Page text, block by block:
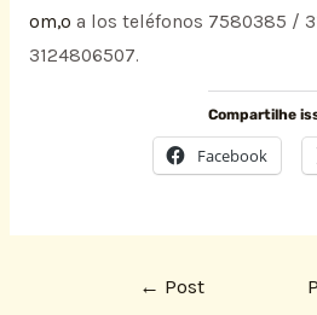
om,o a los teléfonos 7580385 /
3124806507.
Compartilhe
Facebook
← Post